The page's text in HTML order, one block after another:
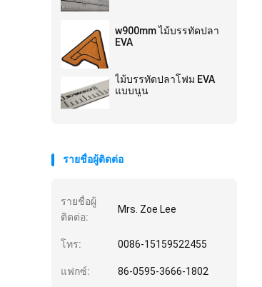
w900mm ไม้บรรทัดปลา
EVA
ไม้บรรทัดปลาโฟม EVA
แบบนูน
รายชื่อผู้ติดต่อ
รายชื่อผู้
ติดต่อ:
Mrs. Zoe Lee
โทร: 0086-15159522455
แฟกซ์: 86-0595-3666-1802